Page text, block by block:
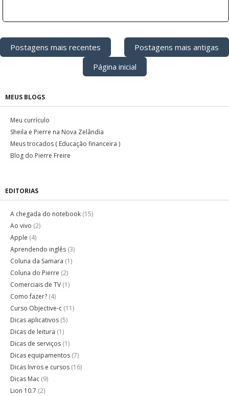
Postagens mais recentes
Postagens mais antigas
Página inicial
MEUS BLOGS
Meu currículo
Sheila e Pierre na Nova Zelândia
Meus trocados ( Educação financeira )
Blog do Pierre Freire
EDITORIAS
A chegada do notebook (15)
Ao vivo (2)
Apple (4)
Aprendendo inglês (3)
Coluna da Samara (1)
Coluna do Pierre (2)
Comerciais de TV (1)
Como fazer? (4)
Curso Objective-c (11)
Dicas aplicativos (5)
Dicas de leitura (1)
Dicas de serviços (1)
Dicas equipamentos (7)
Dicas livros e cursos (16)
Dicas Mac (9)
Lion 10.7 (2)